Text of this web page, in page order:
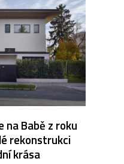
na Babě z roku
rekonstrukci
krása